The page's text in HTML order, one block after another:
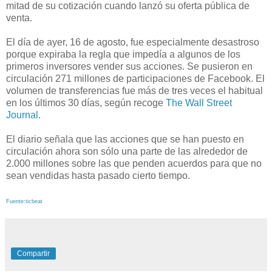
mitad de su cotización cuando lanzó su oferta pública de
venta.
El día de ayer, 16 de agosto, fue especialmente desastroso
porque expiraba la regla que impedía a algunos de los
primeros inversores vender sus acciones. Se pusieron en
circulación 271 millones de participaciones de Facebook. El
volumen de transferencias fue más de tres veces el habitual
en los últimos 30 días, según recoge The Wall Street
Journal .
El diario señala que las acciones que se han puesto en
circulación ahora son sólo una parte de las alrededor de
2.000 millones sobre las que penden acuerdos para que no
sean vendidas hasta pasado cierto tiempo.
Fuente:ticbeat
Compartir